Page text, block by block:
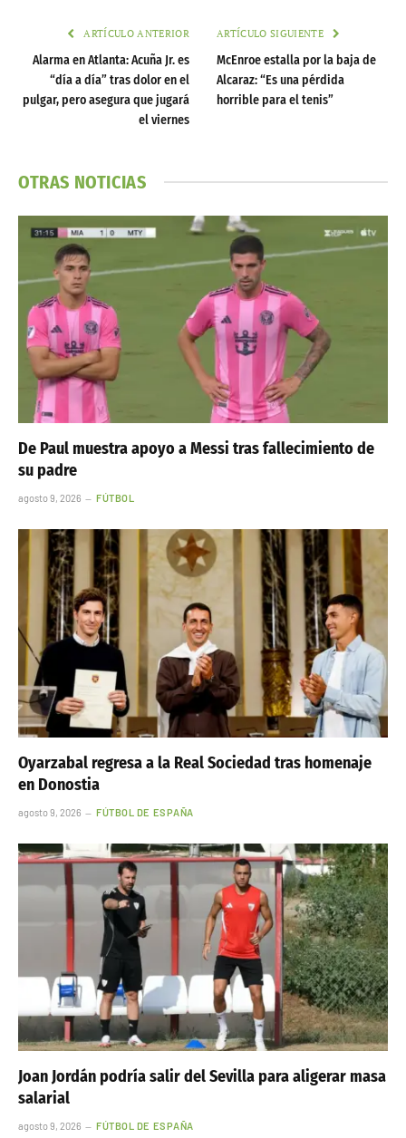
ARTÍCULO ANTERIOR
Alarma en Atlanta: Acuña Jr. es
“día a día” tras dolor en el
pulgar, pero asegura que jugará
el viernes
ARTÍCULO SIGUIENTE
McEnroe estalla por la baja de
Alcaraz: “Es una pérdida
horrible para el tenis”
OTRAS NOTICIAS
De Paul muestra apoyo a Messi tras fallecimiento de
su padre
agosto 9, 2026 FÚTBOL
Oyarzabal regresa a la Real Sociedad tras homenaje
en Donostia
agosto 9, 2026 FÚTBOL DE ESPAÑA
Joan Jordán podría salir del Sevilla para aligerar masa
salarial
agosto 9, 2026 FÚTBOL DE ESPAÑA